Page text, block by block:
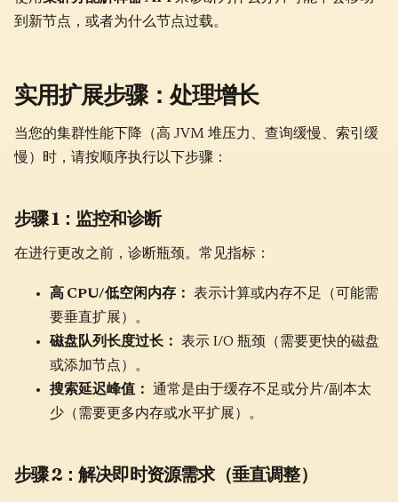
到新节点，或者为什么节点过载。
实用扩展步骤：处理增长
当您的集群性能下降（高 JVM 堆压力、查询缓慢、索引缓
慢）时，请按顺序执行以下步骤：
步骤 1：监控和诊断
在进行更改之前，诊断瓶颈。常见指标：
高 CPU/低空闲内存：
表示计算或内存不足（可能需
要垂直扩展）。
磁盘队列长度过长：
表示 I/O 瓶颈（需要更快的磁盘
或添加节点）。
搜索延迟峰值：
通常是由于缓存不足或分片/副本太
少（需要更多内存或水平扩展）。
步骤 2：解决即时资源需求（垂直调整）